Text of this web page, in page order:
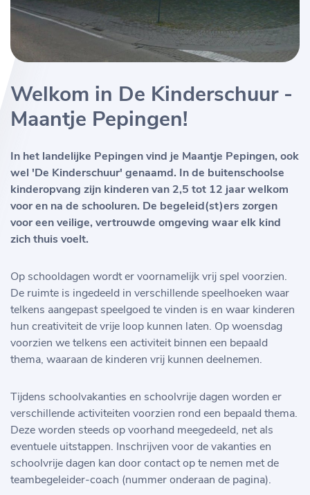
Welkom in De Kinderschuur -
Maantje Pepingen!
In het landelijke Pepingen vind je Maantje Pepingen, ook
wel 'De Kinderschuur' genaamd. In de buitenschoolse
kinderopvang zijn kinderen van 2,5 tot 12 jaar welkom
voor en na de schooluren. De begeleid(st)ers zorgen
voor een veilige, vertrouwde omgeving waar elk kind
zich thuis voelt.
Op schooldagen wordt er voornamelijk vrij spel voorzien.
De ruimte is ingedeeld in verschillende speelhoeken waar
telkens aangepast speelgoed te vinden is en waar kinderen
hun creativiteit de vrije loop kunnen laten. Op woensdag
voorzien we telkens een activiteit binnen een bepaald
thema, waaraan de kinderen vrij kunnen deelnemen.
Tijdens schoolvakanties en schoolvrije dagen worden er
verschillende activiteiten voorzien rond een bepaald thema.
Deze worden steeds op voorhand meegedeeld, net als
eventuele uitstappen. Inschrijven voor de vakanties en
schoolvrije dagen kan door contact op te nemen met de
teambegeleider-coach (nummer onderaan de pagina).